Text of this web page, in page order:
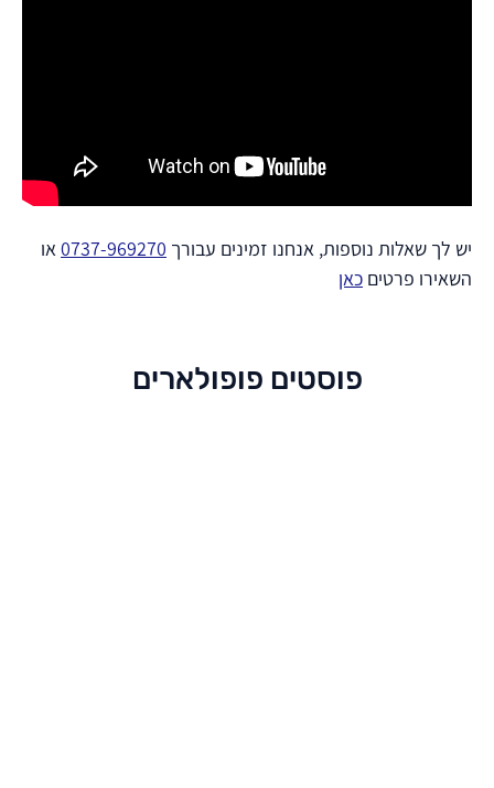
יש לך שאלות נוספות, אנחנו זמינים עבורך 0737-969270או
השאירו פרטים כאן
פוסטים פופולארים